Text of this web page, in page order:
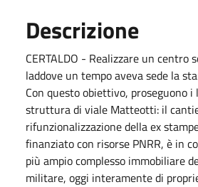
Descrizione
CERTALDO - Realizzare un centro
laddove un tempo aveva sede la
Con questo obiettivo, proseguono
struttura di viale Matteotti: il
rifunzionalizzazione della ex
finanziato con risorse PNRR, è in
più ampio complesso immobiliare
militare, oggi interamente di